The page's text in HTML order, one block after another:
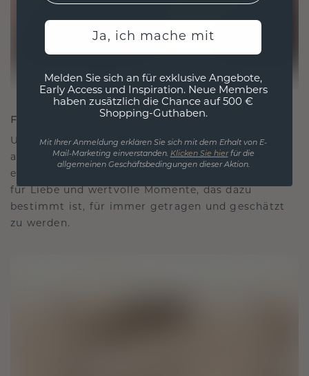
FÜR VERBINDUNGEN GESCHAFFEN
Unsere Designphilosophie ist auf Verbindung
ausgelegt, wobei jedes Stück so gestaltet ist, dass
es die Zeit überdauert. Es wird zu Ihrem Symbol
für Liebe und wertvolle Momente, das dazu
bestimmt ist, für immer getragen und geschätzt
zu werden.
Ja, ich mache mit
Melden Sie sich an für exklusive Angebote,
Early Access und Inspiration. Neue Members
haben zusätzlich die Chance auf 500 €
Shopping-Guthaben.
Mit Ihrer Anmeldung erklären Sie sich mit dem Erhalt von E-
Mail-Marketing einverstanden. Klicken Sie hierfür die
allgemeinen Geschäftsbedingungen dieser Aktion.